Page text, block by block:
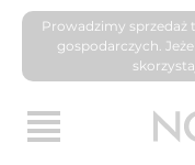
Prowadzimy
gospodarczych.